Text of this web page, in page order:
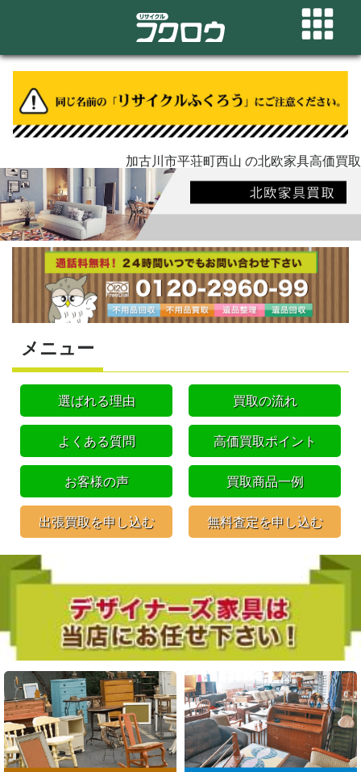
加古川市平荘町西山 の北欧家具高価買取
メニュー
選ばれる理由 買取の流れ
よくある質問 高価買取ポイント
お客様の声 買取商品一例
出張買取を申し込む 無料査定を申し込む